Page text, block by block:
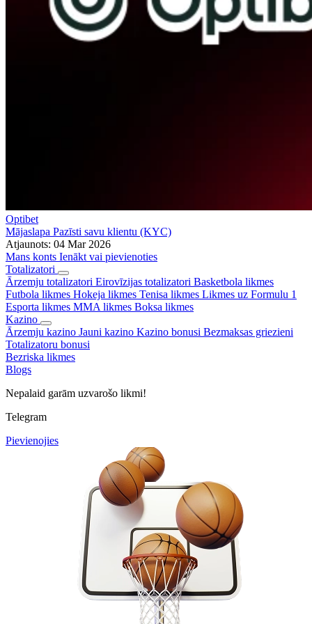
Optibet
Mājaslapa Pazīsti savu klientu (KYC)
Atjaunots: 04 Mar 2026
Mans konts Ienākt vai pievienoties
Totalizatori
Ārzemju totalizatori Eirovīzijas totalizatori Basketbola likmes
Futbola likmes Hokeja likmes Tenisa likmes Likmes uz Formulu 1
Esporta likmes MMA likmes Boksa likmes
Kazino
Ārzemju kazino Jauni kazino Kazino bonusi Bezmaksas griezieni
Totalizatoru bonusi
Bezriska likmes
Blogs
Nepalaid garām uzvarošo likmi!
Telegram
Pievienojies